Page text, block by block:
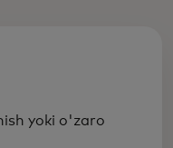
yoki o'zaro